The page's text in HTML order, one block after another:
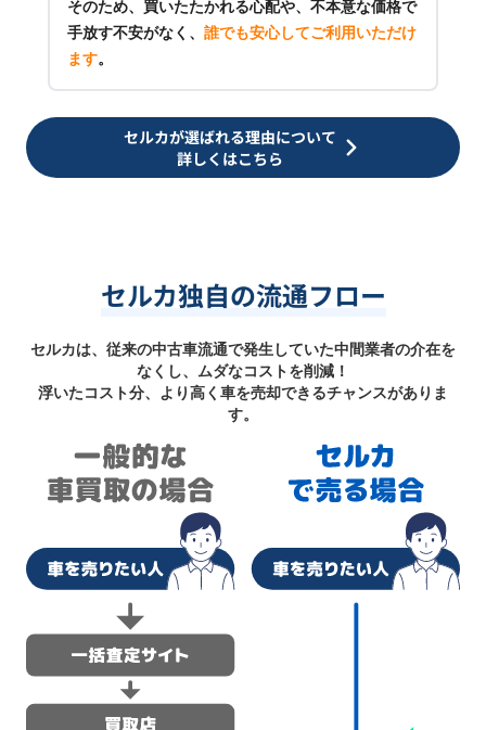
そのため、買いたたかれる心配や、不本意な価格で
手放す不安がなく、 誰でも安心してご利用いただけ
ます。
セルカが選ばれる理由について
詳しくはこちら
セルカ独自の流通フロー
セルカは、従来の中古車流通で発生していた中間業者の介在を
なくし、ムダなコストを削減！
浮いたコスト分、より高く車を売却できるチャンスがありま
す。